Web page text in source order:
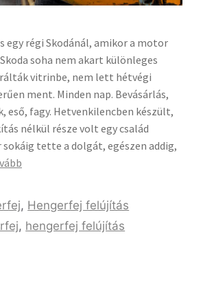
egy régi Skodánál, amikor a motor
soha nem akart különleges
vitrinbe, nem lett hétvégi
ment. Minden nap. Bevásárlás,
eső, fagy. Hetvenkilencben készült,
nélkül része volt egy család
tette a dolgát, egészen addig,
, Hengerfej felújítás
, hengerfej felújítás